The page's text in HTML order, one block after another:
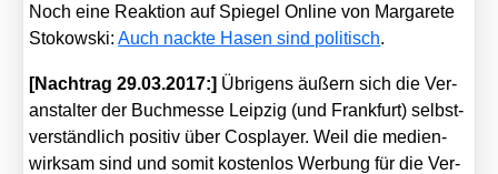
Noch eine Reak­ti­on auf Spie­gel Online von Mar­ga­re­te
Sto­kow­ski:Auch nack­te Hasen sind poli­tisch.
[Nach­trag 29.03.2017:] Übri­gens äußern sich die Ver­
an­stal­ter der Buch­mes­se Leip­zig (und Frank­furt) selbst­
ver­ständ­lich posi­tiv über Cos­play­er. Weil die medi­en­
wirk­sam sind und somit kos­ten­los Wer­bung für die Ver­